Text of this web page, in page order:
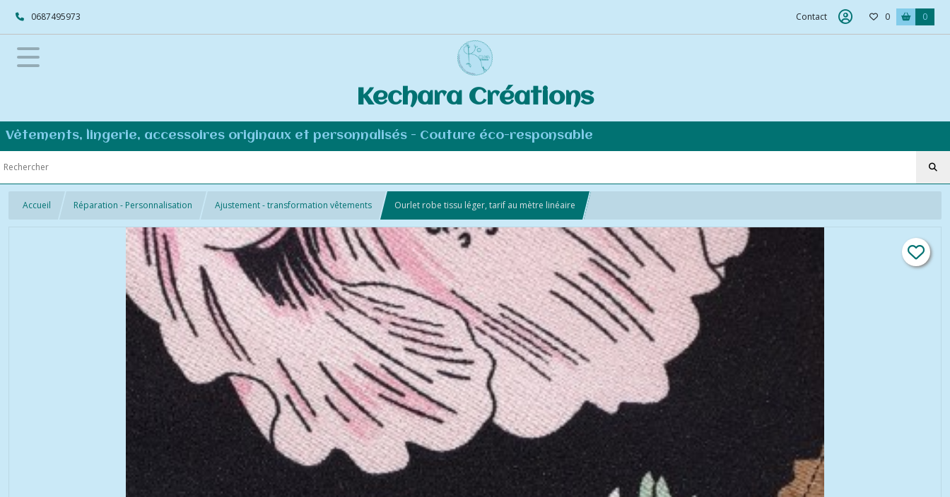
0687495973 Contact 0 0
Kechara Créations
Vêtements, lingerie, accessoires originaux et personnalisés - Couture éco-responsable
Accueil Réparation - Personnalisation Ajustement - transformation vêtements Ourlet robe tissu léger, tarif au mètre linéaire